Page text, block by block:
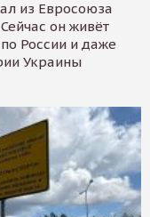
из Евросоюза
он живёт
России и даже
Украины